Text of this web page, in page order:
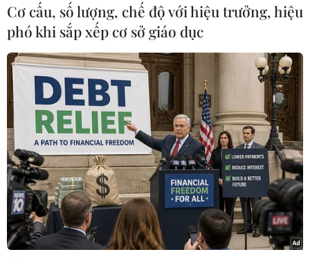
Phát biểu tại buổi gặp mặt 85 người cao tuổi tiêu
biểu toàn quốc trong các phong trào thi đua yêu
nước giai đoạn 2021-2026 chiều 5/6, Tổng Bí thư,
Chủ tịch nước Tô Lâm khẳng định: Việt Nam
đang già hóa dân số nhanh.
Đây là thành quả của phát triển, của chăm sóc
sức khỏe, của đời sống ngày càng được nâng
lên; nhưng đồng thời cũng đặt ra yêu cầu mới
đối với hệ thống an sinh, y tế, chăm sóc dài hạn,
tổ chức lao động, gia đình, cộng đồng và quản
Cơ cấu, số lượng, chế độ với hiệu trưởng, hiệu
phó khi sắp xếp cơ sở giáo dục